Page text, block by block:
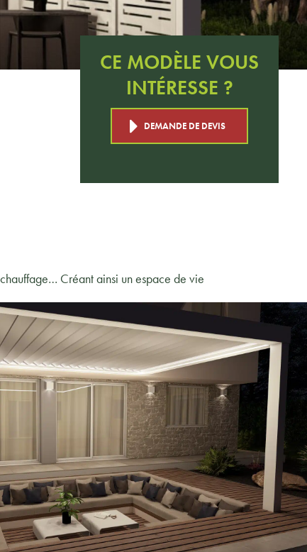
CE MODÈLE VOUS
INTÉRESSE ?
DEMANDE DE DEVIS
Créant ainsi un espace de vie